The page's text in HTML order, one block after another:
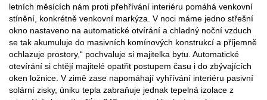
letních měsících nám proti přehřívání interiéru pomáhá venkovní
stínění, konkrétně venkovní markýza. V noci máme jedno střešní
okno nastaveno na automatické otvírání a chladný noční vzduch
se tak akumuluje do masivních komínových konstrukcí a příjemně
ochlazuje prostory,“ pochvaluje si majitelka bytu. Automatické
otevírání si chtějí majitelé opatřit postupem času i do zbývajících
oken ložnice. V zimě zase napomáhají vyhřívání interiéru pasivní
solární zisky, úniku tepla zabraňuje jednak tepelná izolace z